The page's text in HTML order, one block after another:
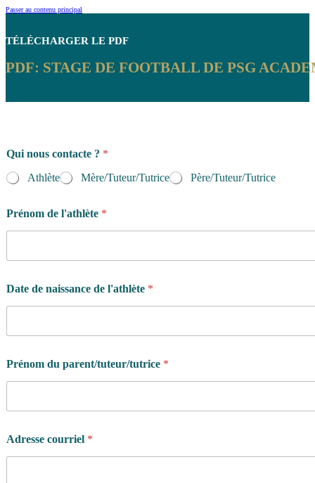
Passer au contenu principal
TÉLÉCHARGER LE PDF
PDF: STAGE DE FOOTBALL DE PSG
é
é
h
e
N
u
s
o
h
i
Qui nous contacte ? *
Athlète
Mère/Tuteur/Tutrice Père/Tuteur/Tutrice
Prénom de l'athlète *
Date de naissance de l'athlète *
Prénom du parent/tuteur/tutrice *
Adresse courriel *